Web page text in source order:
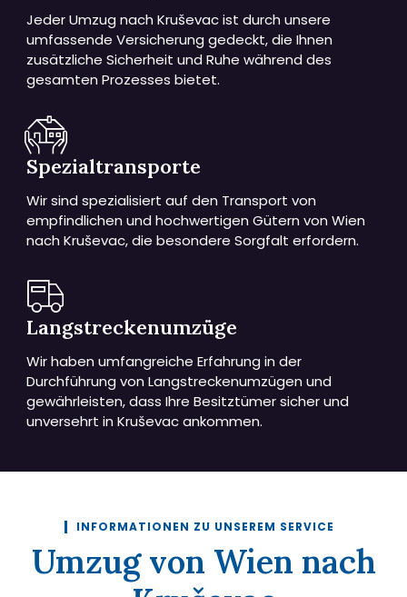
Jeder Umzug nach Kruševac ist durch unsere
umfassende Versicherung gedeckt, die Ihnen
zusätzliche Sicherheit und Ruhe während des
gesamten Prozesses bietet.
Spezialtransporte
Wir sind spezialisiert auf den Transport von
empfindlichen und hochwertigen Gütern von Wien
nach Kruševac, die besondere Sorgfalt erfordern.
Langstreckenumzüge
Wir haben umfangreiche Erfahrung in der
Durchführung von Langstreckenumzügen und
gewährleisten, dass Ihre Besitztümer sicher und
unversehrt in Kruševac ankommen.
INFORMATIONEN ZU UNSEREM SERVICE
Umzug von Wien nach